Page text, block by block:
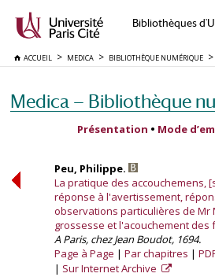
Bibliothèques
ACCUEIL MEDICA BIBLIOTHÈQUE NUMÉRIQUE
Medica — Bibliothèque
Présentation • Mode
Peu, Philippe.
La pratique des accouchemens,
réponse à l'avertissement,
observations particulières de Mr
grossesse et l'acouchement des
A Paris, chez Jean Boudot, 1694.
Page à Page
Par chapitres
Sur Internet Archive